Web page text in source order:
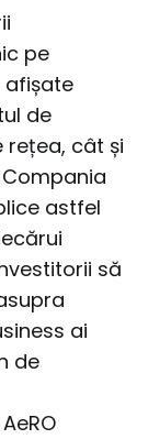
pe
afișate
de
rețea, cât și
astfel
să
ai
de